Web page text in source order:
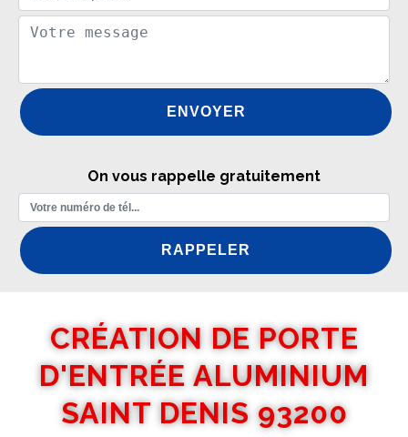
On vous rappelle gratuitement
CRÉATION DE PORTE
D'ENTRÉE ALUMINIUM
SAINT DENIS 93200